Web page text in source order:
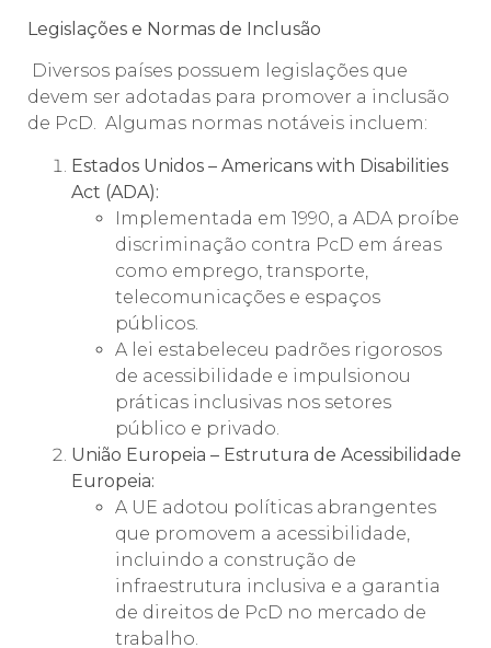
Legislações e Normas de Inclusão
Diversos países possuem legislações que
devem ser adotadas para promover a inclusão
de PcD. Algumas normas notáveis incluem:
Estados Unidos – Americans with Disabilities
Act (ADA):
Implementada em 1990, a ADA proíbe
discriminação contra PcD em áreas
como emprego, transporte,
telecomunicações e espaços
públicos.
A lei estabeleceu padrões rigorosos
de acessibilidade e impulsionou
práticas inclusivas nos setores
público e privado.
União Europeia – Estrutura de Acessibilidade
Europeia:
A UE adotou políticas abrangentes
que promovem a acessibilidade,
incluindo a construção de
infraestrutura inclusiva e a garantia
de direitos de PcD no mercado de
trabalho.